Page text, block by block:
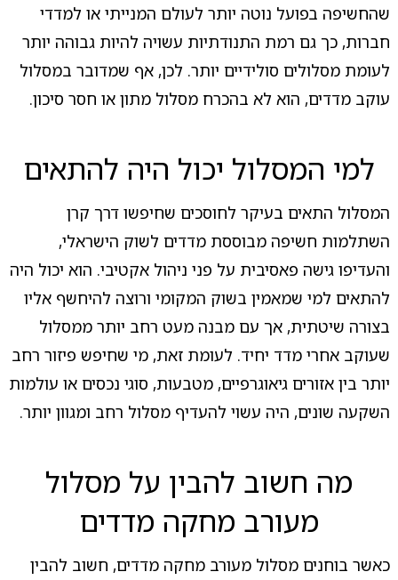
שהחשיפה בפועל נוטה יותר לעולם המנייתי או למדדי
חברות, כך גם רמת התנודתיות עשויה להיות גבוהה יותר
לעומת מסלולים סולידיים יותר. לכן, אף שמדובר במסלול
עוקב מדדים, הוא לא בהכרח מסלול מתון או חסר סיכון.
למי המסלול יכול היה להתאים
המסלול התאים בעיקר לחוסכים שחיפשו דרך קרן
השתלמות חשיפה מבוססת מדדים לשוק הישראלי,
והעדיפו גישה פאסיבית על פני ניהול אקטיבי. הוא יכול היה
להתאים למי שמאמין בשוק המקומי ורוצה להיחשף אליו
בצורה שיטתית, אך עם מבנה מעט רחב יותר ממסלול
שעוקב אחרי מדד יחיד. לעומת זאת, מי שחיפש פיזור רחב
יותר בין אזורים גיאוגרפיים, מטבעות, סוגי נכסים או עולמות
השקעה שונים, היה עשוי להעדיף מסלול רחב ומגוון יותר.
מה חשוב להבין על מסלול
מעורב מחקה מדדים
כאשר בוחנים מסלול מעורב מחקה מדדים, חשוב להבין